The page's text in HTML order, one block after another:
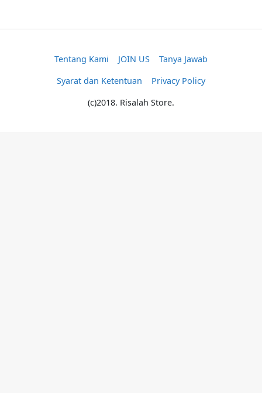
Tentang Kami JOIN US
Tanya Jawab
Syarat dan Ketentuan
Privacy Policy
(c)2018. Risalah Store.